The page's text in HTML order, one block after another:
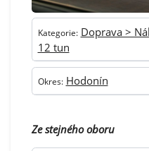
Kategorie: Doprava >
12 tun
Okres: Hodonín
Ze stejného oboru